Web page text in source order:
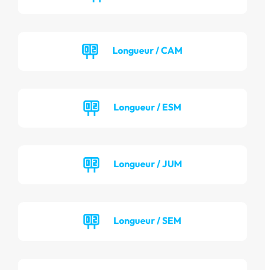
Longueur / CAM
Longueur / ESM
Longueur / JUM
Longueur / SEM